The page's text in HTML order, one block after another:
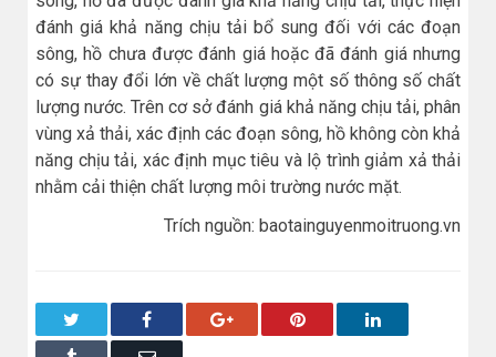
đánh giá khả năng chịu tải bổ sung đối với các đoạn
sông, hồ chưa được đánh giá hoặc đã đánh giá nhưng
có sự thay đổi lớn về chất lượng một số thông số chất
lượng nước. Trên cơ sở đánh giá khả năng chịu tải, phân
vùng xả thải, xác định các đoạn sông, hồ không còn khả
năng chịu tải, xác định mục tiêu và lộ trình giảm xả thải
nhằm cải thiện chất lượng môi trường nước mặt.
Trích nguồn: baotainguyenmoitruong.vn
Facebook Google+ Pinterest LinkedIn